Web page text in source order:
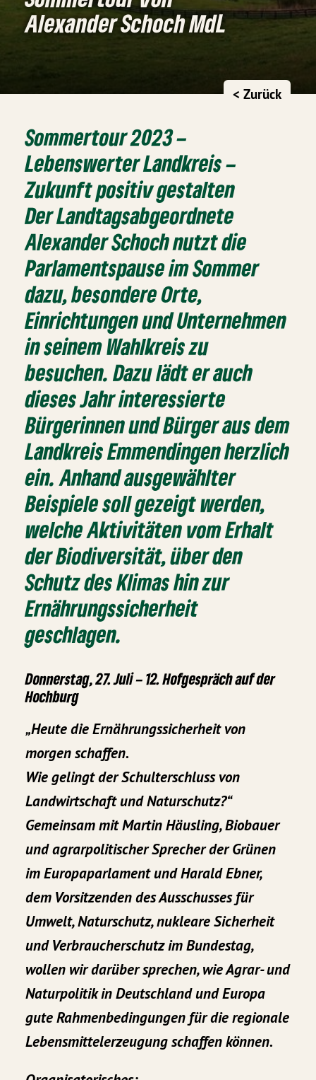
Alexander Schoch MdL
< Zurück
Sommertour 2023 –
Lebenswerter Landkreis –
Zukunft positiv gestalten
Der Landtagsabgeordnete
Alexander Schoch nutzt die
Parlamentspause im Sommer
dazu, besondere Orte,
Einrichtungen und Unternehmen
in seinem Wahlkreis zu
besuchen. Dazu lädt er auch
dieses Jahr interessierte
Bürgerinnen und Bürger aus dem
Landkreis Emmendingen herzlich
ein. Anhand ausgewählter
Beispiele soll gezeigt werden,
welche Aktivitäten vom Erhalt
der Biodiversität, über den
Schutz des Klimas hin zur
Ernährungssicherheit
geschlagen.
Donnerstag, 27. Juli – 12. Hofgespräch auf der
Hochburg
„Heute die Ernährungssicherheit von
morgen schaffen.
Wie gelingt der Schulterschluss von
Landwirtschaft und Naturschutz?“
Gemeinsam mit Martin Häusling, Biobauer
und agrarpolitischer Sprecher der Grünen
im Europaparlament und Harald Ebner,
dem Vorsitzenden des Ausschusses für
Umwelt, Naturschutz, nukleare Sicherheit
und Verbraucherschutz im Bundestag,
wollen wir darüber sprechen, wie Agrar- und
Naturpolitik in Deutschland und Europa
gute Rahmenbedingungen für die regionale
Lebensmittelerzeugung schaffen können.